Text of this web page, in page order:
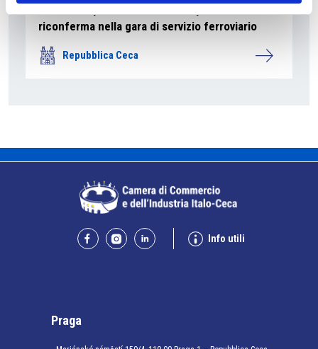
riconferma nella gara di servizio ferroviario
Repubblica Ceca
Info utili
Praga